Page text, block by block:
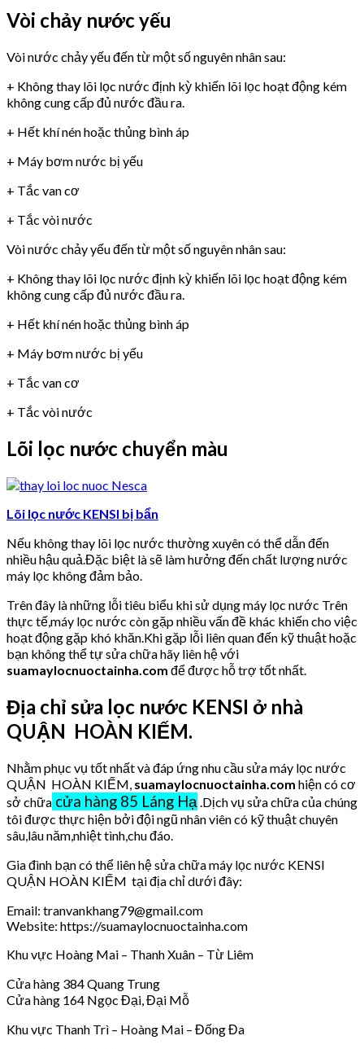
Vòi chảy nước yếu
Vòi nước chảy yếu đến từ một số nguyên nhân sau:
+ Không thay lõi lọc nước định kỳ khiến lõi lọc hoạt động kém
không cung cấp đủ nước đầu ra.
+ Hết khí nén hoặc thủng bình áp
+ Máy bơm nước bị yếu
+ Tắc van cơ
+ Tắc vòi nước
Vòi nước chảy yếu đến từ một số nguyên nhân sau:
+ Không thay lõi lọc nước định kỳ khiến lõi lọc hoạt động kém
không cung cấp đủ nước đầu ra.
+ Hết khí nén hoặc thủng bình áp
+ Máy bơm nước bị yếu
+ Tắc van cơ
+ Tắc vòi nước
Lõi lọc nước chuyển màu
Lõi lọc nước KENSI bị bẩn
Nếu không thay lõi lọc nước thường xuyên có thể dẫn đến
nhiều hậu quả.Đặc biệt là sẽ làm hưởng đến chất lượng nước
máy lọc không đảm bảo.
Trên đây là những lỗi tiêu biểu khi sử dụng máy lọc nước Trên
thực tế,máy lọc nước còn gặp nhiều vấn đề khác khiến cho việc
hoạt động gặp khó khăn.Khi gặp lỗi liên quan đến kỹ thuật hoặc
bạn không thể tự sửa chữa hãy liên hệ với
suamaylocnuoctainha.com để được hỗ trợ tốt nhất.
Địa chỉ sửa lọc nước KENSI ở nhà
QUẬN HOÀN KIẾM.
Nhằm phục vụ tốt nhất và đáp ứng nhu cầu sửa máy lọc nước
QUẬN HOÀN KIẾM, suamaylocnuoctainha.com hiện có cơ
sở chữa cửa hàng 85 Láng Hạ .Dịch vụ sửa chữa của chúng
tôi được thực hiện bởi đội ngũ nhân viên có kỹ thuật chuyên
sâu,lâu năm,nhiệt tình,chu đáo.
Gia đình bạn có thể liên hệ sửa chữa máy lọc nước KENSI
QUẬN HOÀN KIẾM tại địa chỉ dưới đây:
Email: tranvankhang79@gmail.com
Website: https://suamaylocnuoctainha.com
Khu vực Hoàng Mai – Thanh Xuân – Từ Liêm
Cửa hàng 384 Quang Trung
Cửa hàng 164 Ngọc Đại, Đại Mỗ
Khu vực Thanh Trì – Hoàng Mai – Đống Đa